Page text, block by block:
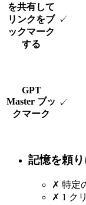
を共有して
リンクをブ
ックマーク
する
✓
GPT
Master ブッ
クマーク
✓
記憶を頼
✗ 特定
✗ 1 ク